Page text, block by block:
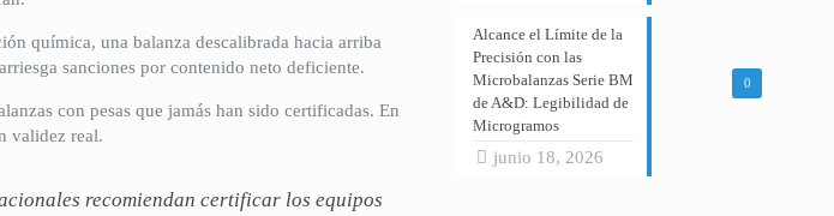
química, una balanza descalibrada hacia arriba
sanciones por contenido neto deficiente.
con pesas que jamás han sido certificadas. En
validez real.
recomiendan certificar los equipos
0
Alcance el Límite de la
Precisión con las
Microbalanzas Serie BM
de A&D: Legibilidad de
Microgramos
junio 18, 2026